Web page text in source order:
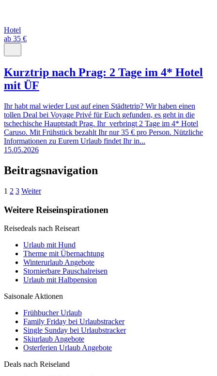
Hotel
ab 35 €
Kurztrip nach Prag: 2 Tage im 4* Hotel
mit ÜF
Ihr habt mal wieder Lust auf einen Städtetrip? Wir haben einen
tollen Deal bei Voyage Privé für Euch gefunden, es geht in die
tschechische Hauptstadt Prag. Ihr verbringt 2 Tage im 4* Hotel
Caruso. Mit Frühstück bezahlt Ihr nur 35 € pro Person. Nützliche
Informationen zu Eurem Urlaub findet Ihr in...
15.05.2026
Beitragsnavigation
1 2 3 Weiter
Weitere Reiseinspirationen
Reisedeals nach Reiseart
Urlaub mit Hund
Therme mit Übernachtung
Winterurlaub Angebote
Stornierbare Pauschalreisen
Urlaub mit Halbpension
Saisonale Aktionen
Frühbucher Urlaub
Family Friday bei Urlaubstracker
Single Sunday bei Urlaubstracker
Skiurlaub Angebote
Osterferien Urlaub Angebote
Deals nach Reiseland